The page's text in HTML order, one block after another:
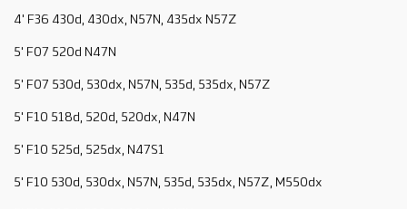
4' F36 430d, 430dx, N57N, 435dx N57Z
5' F07 520d N47N
5' F07 530d, 530dx, N57N, 535d, 535dx, N57Z
5' F10 518d, 520d, 520dx, N47N
5' F10 525d, 525dx, N47S1
5' F10 530d, 530dx, N57N, 535d, 535dx, N57Z, M550dx